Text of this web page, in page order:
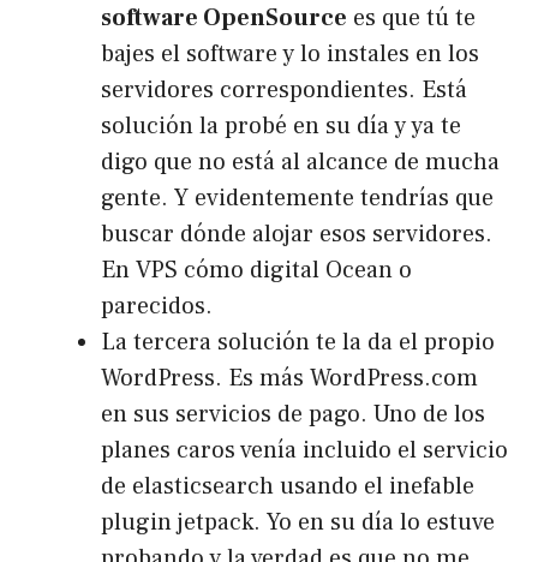
software OpenSource es que tú te
bajes el software y lo instales en los
servidores correspondientes. Está
solución la probé en su día y ya te
digo que no está al alcance de mucha
gente. Y evidentemente tendrías que
buscar dónde alojar esos servidores.
En VPS cómo digital Ocean o
parecidos.
La tercera solución te la da el propio
WordPress. Es más WordPress.com
en sus servicios de pago. Uno de los
planes caros venía incluido el servicio
de elasticsearch usando el inefable
plugin jetpack. Yo en su día lo estuve